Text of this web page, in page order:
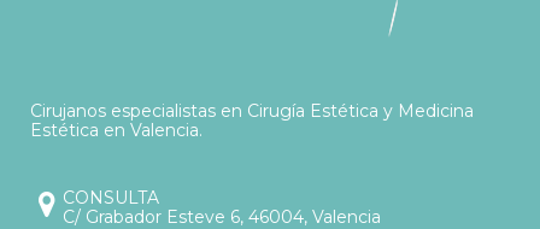
Cirujanos especialistas en Cirugía Estética y Medicina
Estética en Valencia.
CONSULTA
C/ Grabador Esteve 6, 46004, Valencia